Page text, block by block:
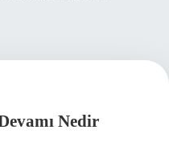
Nedir